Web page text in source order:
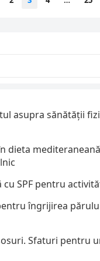
asupra sănătății
dieta
cu SPF pentru
îngrijirea
Sfaturi pentru